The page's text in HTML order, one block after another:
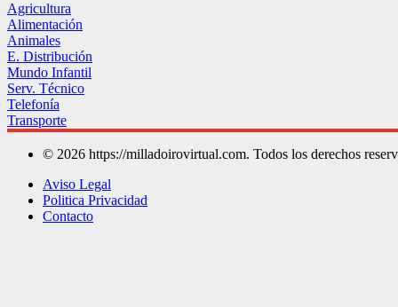
Agricultura
Alimentación
Animales
E. Distribución
Mundo Infantil
Serv. Técnico
Telefonía
Transporte
© 2026 https://milladoirovirtual.com. Todos los derechos
Aviso Legal
Politica Privacidad
Contacto